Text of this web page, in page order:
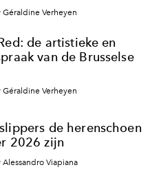
Verheyen
de artistieke en
van de Brusselse
Verheyen
de herenschoen
2026 zijn
Viapiana